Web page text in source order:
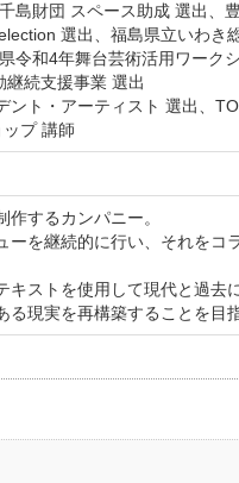
島財団 スペース助成 選出、
選出、福島県立いわき
令和4年舞台芸術活用ワーク
継続支援事業 選出
ント・アーティスト 選出、
プ 講師
するカンパニー。
ーを継続的に行い、それをコ
キストを使用して現代と過去
現実を再構築することを目指